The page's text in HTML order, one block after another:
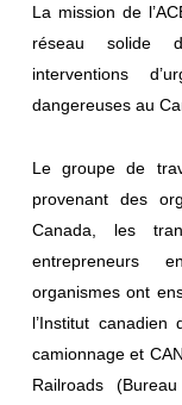
La mission de
réseau solide
interventions
dangereuses au
Le groupe de
provenant des
Canada, les
entrepreneurs
organismes ont
l’Institut canadien
camionnage et
Railroads